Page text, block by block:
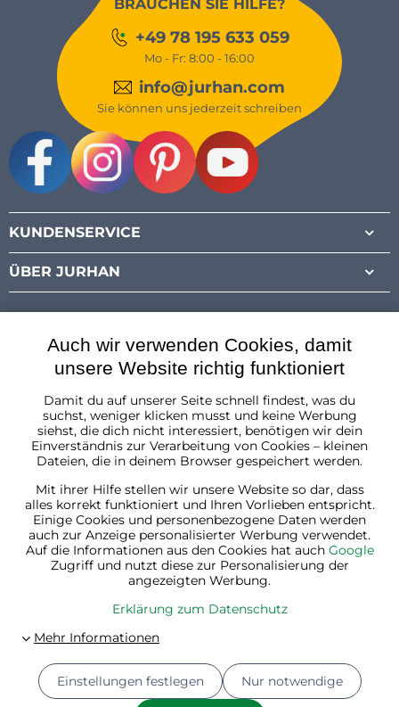
BRAUCHEN SIE HILFE?
+49 78 195 633 059
Mo - Fr: 8:00 - 16:00
info@jurhan.com
Sie können uns jederzeit schreiben
KUNDENSERVICE
ÜBER JURHAN
Österreich
© 2026 Jurhan.at 💚 | Alle Rechte vorbehalten
Auch wir verwenden Cookies, damit
unsere Website richtig funktioniert
Damit du auf unserer Seite schnell findest, was du
suchst, weniger klicken musst und keine Werbung
siehst, die dich nicht interessiert, benötigen wir dein
Einverständnis zur Verarbeitung von Cookies – kleinen
Dateien, die in deinem Browser gespeichert werden.
Mit ihrer Hilfe stellen wir unsere Website so dar, dass
alles korrekt funktioniert und Ihren Vorlieben entspricht.
Einige Cookies und personenbezogene Daten werden
auch zur Anzeige personalisierter Werbung verwendet.
Auf die Informationen aus den Cookies hat auch Google
Zugriff und nutzt diese zur Personalisierung der
angezeigten Werbung.
Erklärung zum Datenschutz
Einstellungen festlegen Nur notwendige